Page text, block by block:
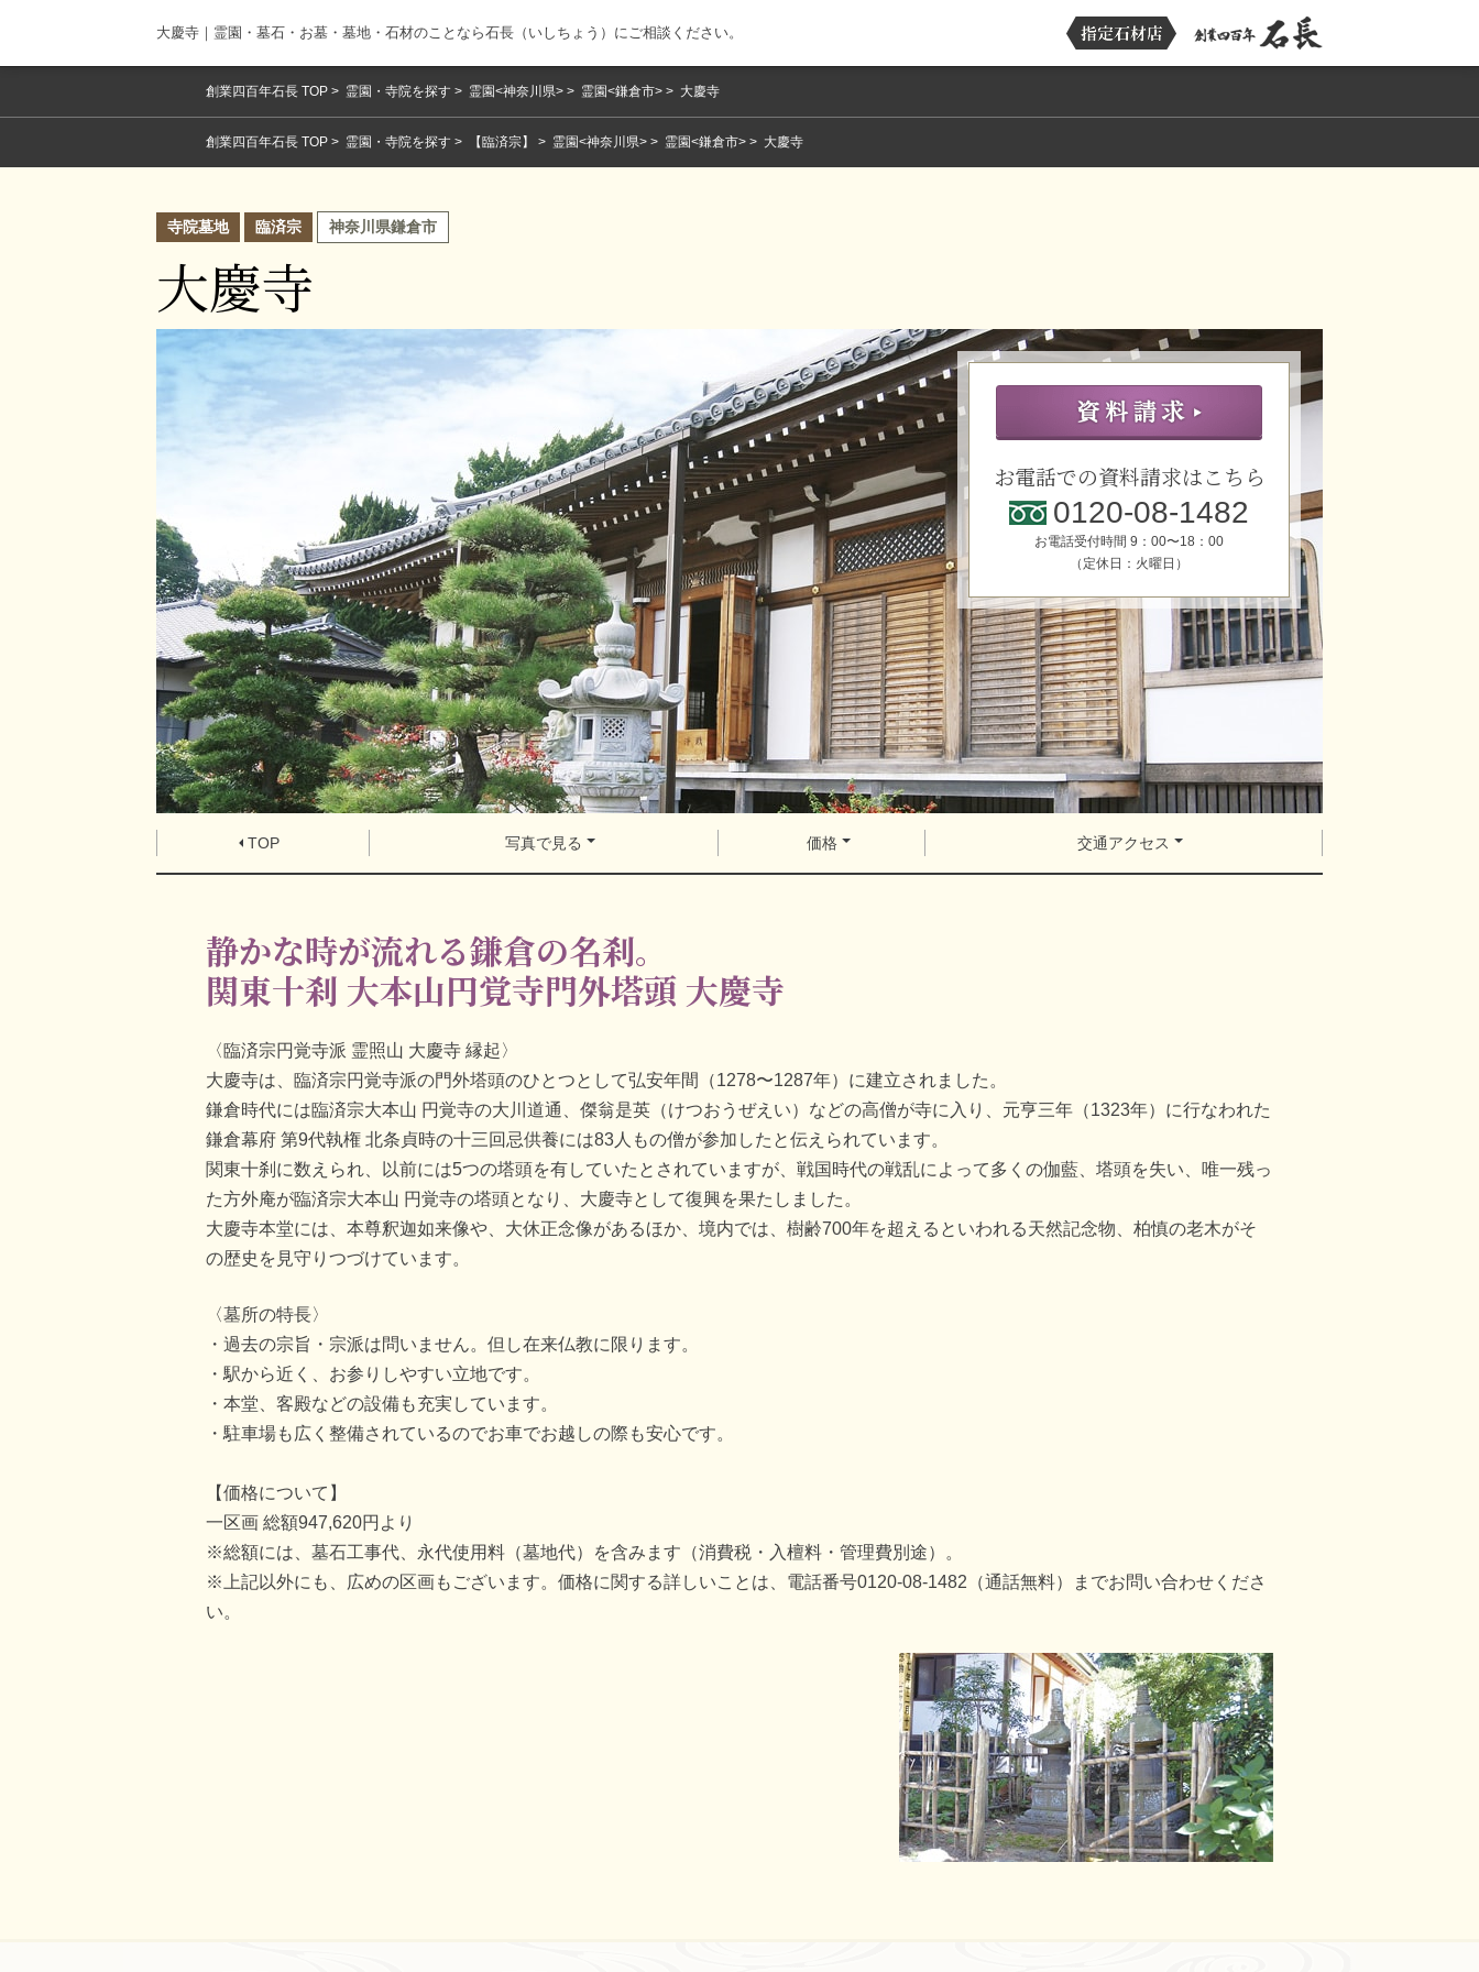
大慶寺｜霊園・墓石・お墓・墓地・石材のことなら石長（いしちょう）にご相談ください。
創業四百年石長 TOP 霊園・寺院を探す 霊園<神奈川県> 霊園<鎌倉市> 大慶寺
創業四百年石長 TOP 霊園・寺院を探す 【臨済宗】 霊園<神奈川県> 霊園<鎌倉市> 大慶寺
寺院墓地 臨済宗 神奈川県鎌倉市
大慶寺
お電話での資料請求はこちら
0120-08-1482
お電話受付時間 9：00〜18：00
（定休日：火曜日）
TOP 写真で見る 価格 交通アクセス
静かな時が流れる鎌倉の名刹。
関東十刹 大本山円覚寺門外塔頭 大慶寺
〈臨済宗円覚寺派 霊照山 大慶寺 縁起〉
大慶寺は、臨済宗円覚寺派の門外塔頭のひとつとして弘安年間（1278〜1287年）に建立されました。
鎌倉時代には臨済宗大本山 円覚寺の大川道通、傑翁是英（けつおうぜえい）などの高僧が寺に入り、元亨三年（1323年）に行なわれた
鎌倉幕府 第9代執権 北条貞時の十三回忌供養には83人もの僧が参加したと伝えられています。
関東十刹に数えられ、以前には5つの塔頭を有していたとされていますが、戦国時代の戦乱によって多くの伽藍、塔頭を失い、唯一残っ
た方外庵が臨済宗大本山 円覚寺の塔頭となり、大慶寺として復興を果たしました。
大慶寺本堂には、本尊釈迦如来像や、大休正念像があるほか、境内では、樹齢700年を超えるといわれる天然記念物、柏慎の老木がそ
の歴史を見守りつづけています。
〈墓所の特長〉
過去の宗旨・宗派は問いません。但し在来仏教に限ります。
駅から近く、お参りしやすい立地です。
本堂、客殿などの設備も充実しています。
駐車場も広く整備されているのでお車でお越しの際も安心です。
【価格について】
一区画 総額947,620円より
※総額には、墓石工事代、永代使用料（墓地代）を含みます（消費税・入檀料・管理費別途）。
※上記以外にも、広めの区画もございます。価格に関する詳しいことは、電話番号0120-08-1482（通話無料）までお問い合わせくださ
い。